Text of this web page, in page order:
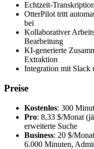
Echtzeit-
OtterPilot tritt
bei
Kollaborativer
Bearbeitung
KI-generierte
Extraktion
Integration mit Slack
Preise
Kostenlos: 300
Pro: 8,33 $/Monat
erweiterte Suche
Business: 20 $/
6.000 Minuten,